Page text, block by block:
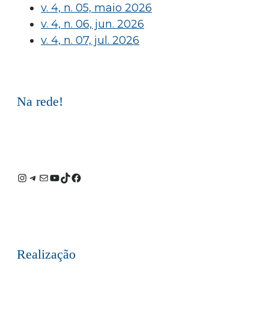
v. 4, n. 05, maio 2026
v. 4, n. 06, jun. 2026
v. 4, n. 07, jul. 2026
Na rede!
Instagram
Telegram
E-Youtube
TikTok
Facebook
Realização